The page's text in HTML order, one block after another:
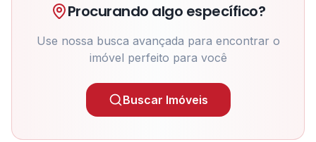
Procurando algo específico?
Use nossa busca avançada para encontrar o
imóvel perfeito para você
Buscar Imóveis